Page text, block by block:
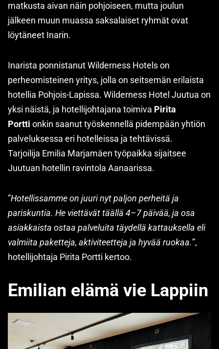
matkusta aivan näin pohjoiseen, mutta joulun
jälkeen muun muassa saksalaiset ryhmät ovat
löytäneet Inarin.
Inarista ponnistanut Wilderness Hotels on
perheomisteinen yritys, jolla on seitsemän erilaista
hotellia Pohjois-Lapissa. Wilderness Hotel Juutua on
yksi näistä, ja hotellijohtajana toimiva Pirita
Portti onkin saanut työskennellä pidempään yhtiön
palveluksessa eri hotelleissa ja tehtävissä.
Tarjoilija Emilia Marjamäen työpaikka sijaitsee
Juutuan hotellin ravintola Aanaarissa.
”Hotellissamme on juuri nyt paljon perheitä ja
pariskuntia. He viettävät täällä 4–7 päivää, ja osa
asiakkaista ostaa palveluita täydellä kattauksella eli
valmiita paketteja, aktiviteetteja ja hyvää ruokaa.”,
hotellijohtaja Pirita Portti kertoo.
Emilian elämä vie Lappiin